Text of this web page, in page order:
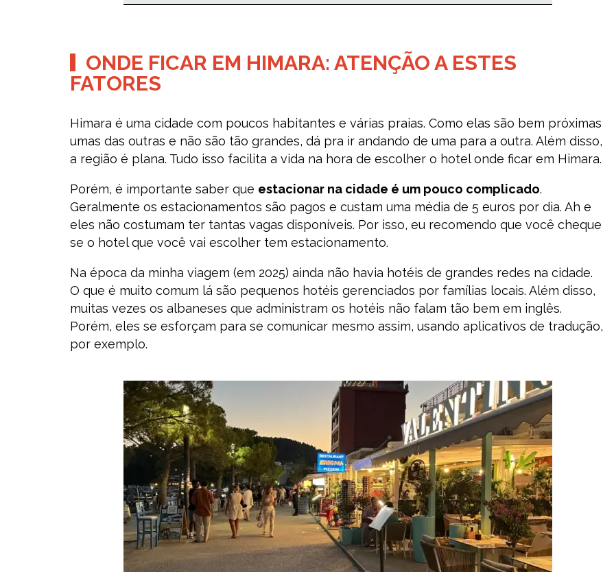
ONDE FICAR EM HIMARA: ATENÇÃO A ESTES
FATORES
Himara é uma cidade com poucos habitantes e várias praias. Como elas são bem próximas
umas das outras e não são tão grandes, dá pra ir andando de uma para a outra. Além disso,
a região é plana. Tudo isso facilita a vida na hora de escolher o hotel onde ficar em Himara.
Porém, é importante saber que estacionar na cidade é um pouco complicado.
Geralmente os estacionamentos são pagos e custam uma média de 5 euros por dia. Ah e
eles não costumam ter tantas vagas disponíveis. Por isso, eu recomendo que você cheque
se o hotel que você vai escolher tem estacionamento.
Na época da minha viagem (em 2025) ainda não havia hotéis de grandes redes na cidade.
O que é muito comum lá são pequenos hotéis gerenciados por famílias locais. Além disso,
muitas vezes os albaneses que administram os hotéis não falam tão bem em inglês.
Porém, eles se esforçam para se comunicar mesmo assim, usando aplicativos de tradução,
por exemplo.